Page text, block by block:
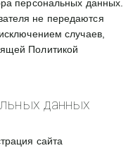
персональных данных.
не передаются
случаев,
Политикой
данных
сайта